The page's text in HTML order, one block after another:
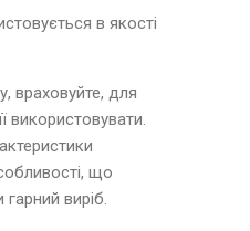
в якості
враховуйте, для
використовувати.
що
виріб.